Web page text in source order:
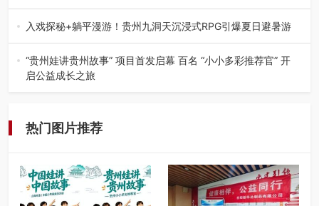
在遵义，不管是企业园区运营、小区物业管理、建筑工地施
工、商业商场经营，还是举办各…
入戏探秘+躺平漫游！贵州九洞天沉浸式RPG引爆夏日避暑游
入伏后的贵州，清凉依旧。而在毕节深处的九洞天景区，贵
州首个水上喀斯特沉浸式RPG…
“贵州娃讲贵州故事” 项目首发启幕 百名 “小小多彩推荐官” 开
启公益成长之旅
热门图片推荐